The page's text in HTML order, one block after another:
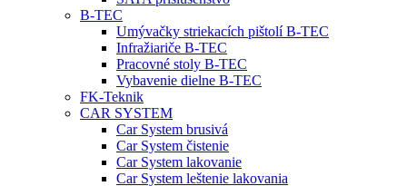
B-TEC
Umývačky striekacích pištolí B-TEC
Infražiariče B-TEC
Pracovné stoly B-TEC
Vybavenie dielne B-TEC
FK-Teknik
CAR SYSTEM
Car System brusivá
Car System čistenie
Car System lakovanie
Car System leštenie lakovania